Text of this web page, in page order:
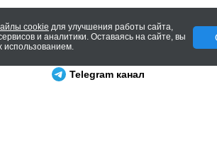
cookie для улучшения работы сайта,
и аналитики. Оставаясь на сайте, вы
использованием.
Telegram канал